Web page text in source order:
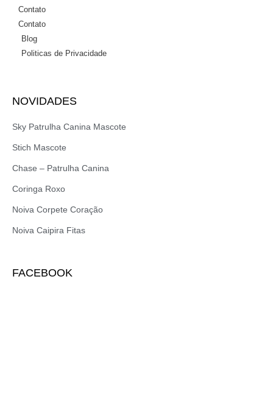
Contato
Contato
Blog
Politicas de Privacidade
NOVIDADES
Sky Patrulha Canina Mascote
Stich Mascote
Chase – Patrulha Canina
Coringa Roxo
Noiva Corpete Coração
Noiva Caipira Fitas
FACEBOOK